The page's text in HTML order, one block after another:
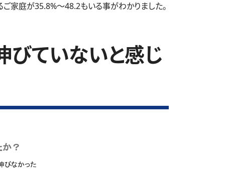
ご家庭が35.8%～48.2もいる事がわかりました。
びていないと感じ